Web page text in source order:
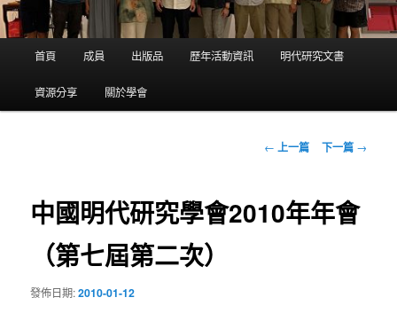
首頁 成員 出版品 歷年活動資訊 明代研究文書
資源分享 關於學會
文
覽
← 上一篇 下一篇 →
中國明代研究學會2010年年會
（第七屆第二次）
發佈日期:2010-01-12